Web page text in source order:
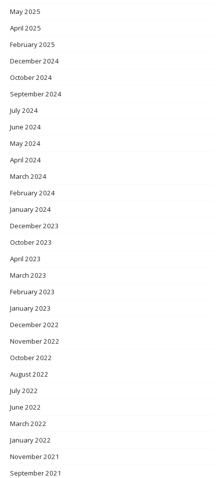
May 2025
April 2025
February 2025
December 2024
October 2024
September 2024
July 2024
June 2024
May 2024
April 2024
March 2024
February 2024
January 2024
December 2023
October 2023
April 2023
March 2023
February 2023
January 2023
December 2022
November 2022
October 2022
August 2022
July 2022
June 2022
March 2022
January 2022
November 2021
September 2021